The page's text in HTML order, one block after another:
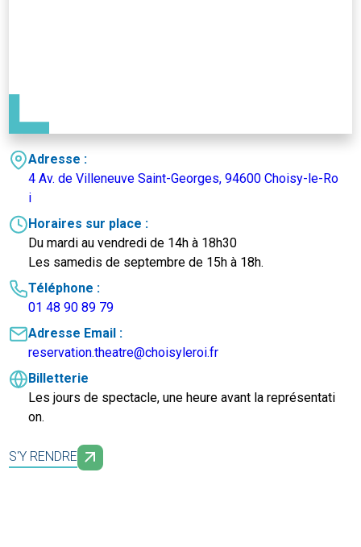
Adresse :
4 Av. de Villeneuve Saint-Georges, 94600 Choisy-le-Ro
i
Horaires sur place :
Du mardi au vendredi de 14h à 18h30
Les samedis de septembre de 15h à 18h.
Téléphone :
01 48 90 89 79
Adresse Email :
reservation.theatre@choisyleroi.fr
Billetterie
Les jours de spectacle, une heure avant la représentati
on.
S'Y RENDRE